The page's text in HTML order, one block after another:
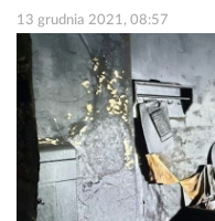
13 grudnia 2021, 08:57